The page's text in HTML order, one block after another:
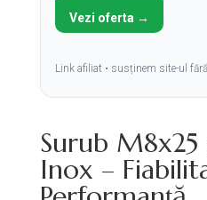
Vezi oferta →
Link afiliat • susținem site-ul
Surub M8x25
Inox –